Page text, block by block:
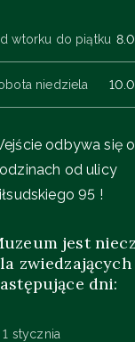
wtorku do piątku
niedziela
odbywa się
od ulicy
95 !
jest
zwiedzających
dni:
1 stycznia